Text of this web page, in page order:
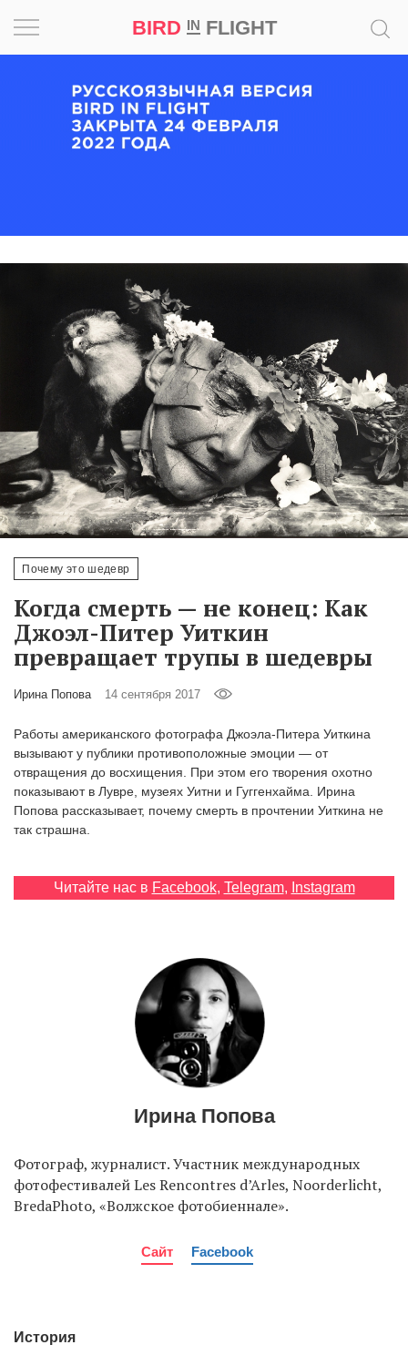
BIRD INFLIGHT
EN
UA
Почему это шедевр
Когда смерть — не конец: Как
Джоэл-Питер Уиткин
превращает трупы в шедевры
Ирина Попова 14 сентября 2017
Работы американского фотографа Джоэла-Питера Уиткина
вызывают у публики противоположные эмоции — от
отвращения до восхищения. При этом его творения охотно
показывают в Лувре, музеях Уитни и Гуггенхайма. Ирина
Попова рассказывает, почему смерть в прочтении Уиткина не
так страшна.
Читайте нас в Facebook, Telegram, Instagram
Ирина Попова
Фотограф, журналист. Участник международных
фотофестивалей Les Rencontres d’Arles, Noorderlicht,
BredaPhoto, «Волжское фотобиеннале».
Сайт Facebook
История